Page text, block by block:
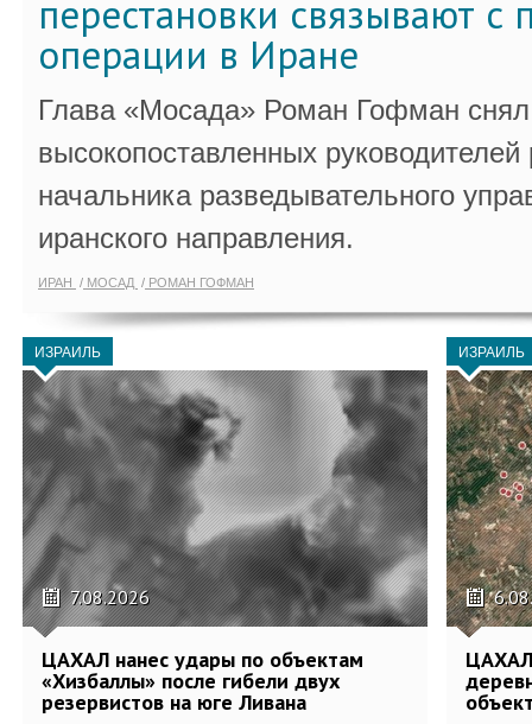
перестановки связывают с
операции в Иране
Глава «Мосада» Роман Гофман снял
высокопоставленных
начальника разведывательного
иранского направления.
ИРАН МОСАД РОМАН ГОФМАН
ИЗРАИЛЬ
7.08.2026
ЦАХАЛ нанес удары по объектам
«Хизбаллы» после гибели двух
резервистов на юге Ливана
ИЗРАИЛЬ